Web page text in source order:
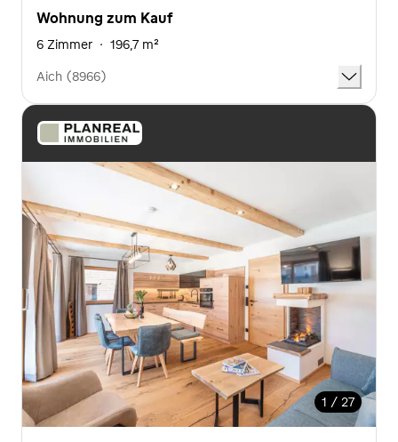
Wohnung zum Kauf
6 Zimmer · 196,7 m²
Aich (8966)
1 / 27